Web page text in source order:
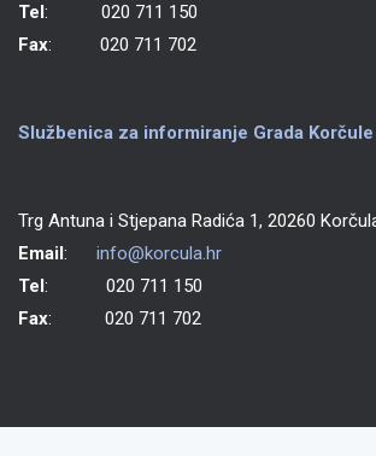
Tel: 020 711 150
Fax: 020 711 702
Službenica za informiranje Grada Korčule
Trg Antuna i Stjepana Radića 1, 20260
Email: info@korcula.hr
Tel: 020 711 150
Fax: 020 711 702